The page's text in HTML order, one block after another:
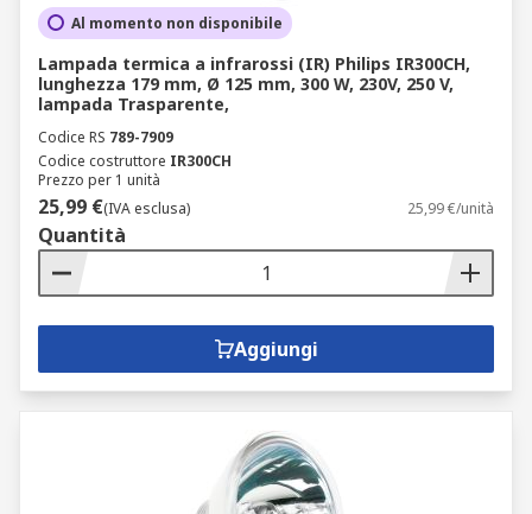
Al momento non disponibile
Lampada termica a infrarossi (IR) Philips IR300CH,
lunghezza 179 mm, Ø 125 mm, 300 W, 230V, 250 V,
lampada Trasparente,
Codice RS 789-7909
Codice costruttore IR300CH
Prezzo per 1 unità
25,99 €(IVA esclusa) 25,99 €/unità
Quantità
Aggiungi